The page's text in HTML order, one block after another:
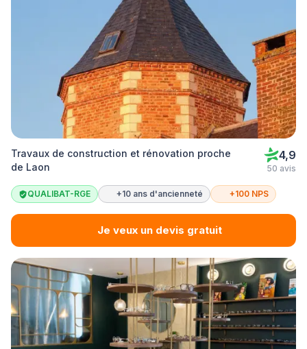
Travaux de construction et rénovation proche
de Laon
4,9
50 avis
QUALIBAT-RGE +10 ans d'ancienneté +100 NPS
Je veux un devis gratuit